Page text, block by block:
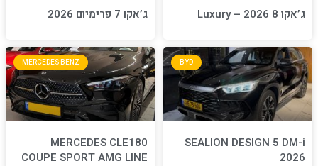
ג’אקו 7 פרימיום 2026
BYD
MERCEDES BENZ
MERCEDES CLE180
COUPE SPORT AMG LINE